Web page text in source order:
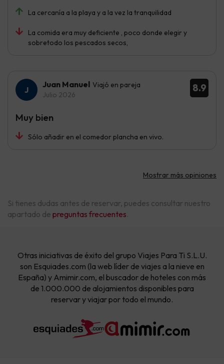
La cercanía a la playa y a la vez la tranquilidad
La comida era muy deficiente , poco donde elegir y
sobretodo los pescados secos,
8.9
Juan Manuel Viajó en pareja
Julio 2026
Sólo añadir en el comedor plancha en vivo.
Muy bien
Mostrar más opiniones
Si tienes dudas antes de reservar, puedes consultar nuestro
apartado de preguntas frecuentes.
Otras iniciativas de éxito del grupo Viajes Para Ti S.L.U.
son Esquiades.com (la web líder de viajes a la nieve en
España) y Amimir.com, el buscador de hoteles con más
de 1.000.000 de alojamientos disponibles para
reservar y viajar por todo el mundo.